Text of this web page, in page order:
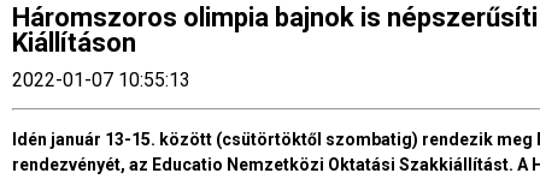
Háromszoros olimpia bajnok is
Kiállításon
2022-01-07 10:55:13
Idén január 13-15. között (csütörtöktől szombatig) rendezik
rendezvényét, az Educatio Nemzetközi Oktatási Szakkiállítást.